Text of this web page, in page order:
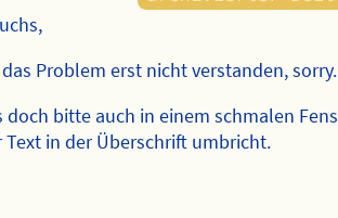
Problem erst nicht verstanden, sorry.
doch bitte auch in einem schmalen
Text in der Überschrift umbricht.